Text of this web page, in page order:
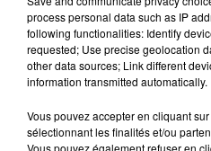
Risque d'incendie : le
renforce les mesures
process personal data such as IP
following functionalities: Identify
requested; Use precise geolocation
other data sources; Link different
information transmitted automatically.
Vous pouvez accepter en cliquant
sélectionnant les finalités et/ou
Vous pouvez également refuser en